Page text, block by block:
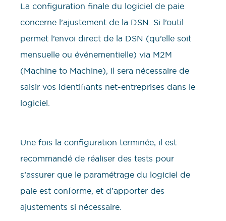
La configuration finale du logiciel de paie
concerne l’ajustement de la DSN. Si l’outil
permet l’envoi direct de la DSN (qu’elle soit
mensuelle ou événementielle) via M2M
(Machine to Machine), il sera nécessaire de
saisir vos identifiants net-entreprises dans le
logiciel.
Une fois la configuration terminée, il est
recommandé de réaliser des tests pour
s’assurer que le paramétrage du logiciel de
paie est conforme, et d’apporter des
ajustements si nécessaire.